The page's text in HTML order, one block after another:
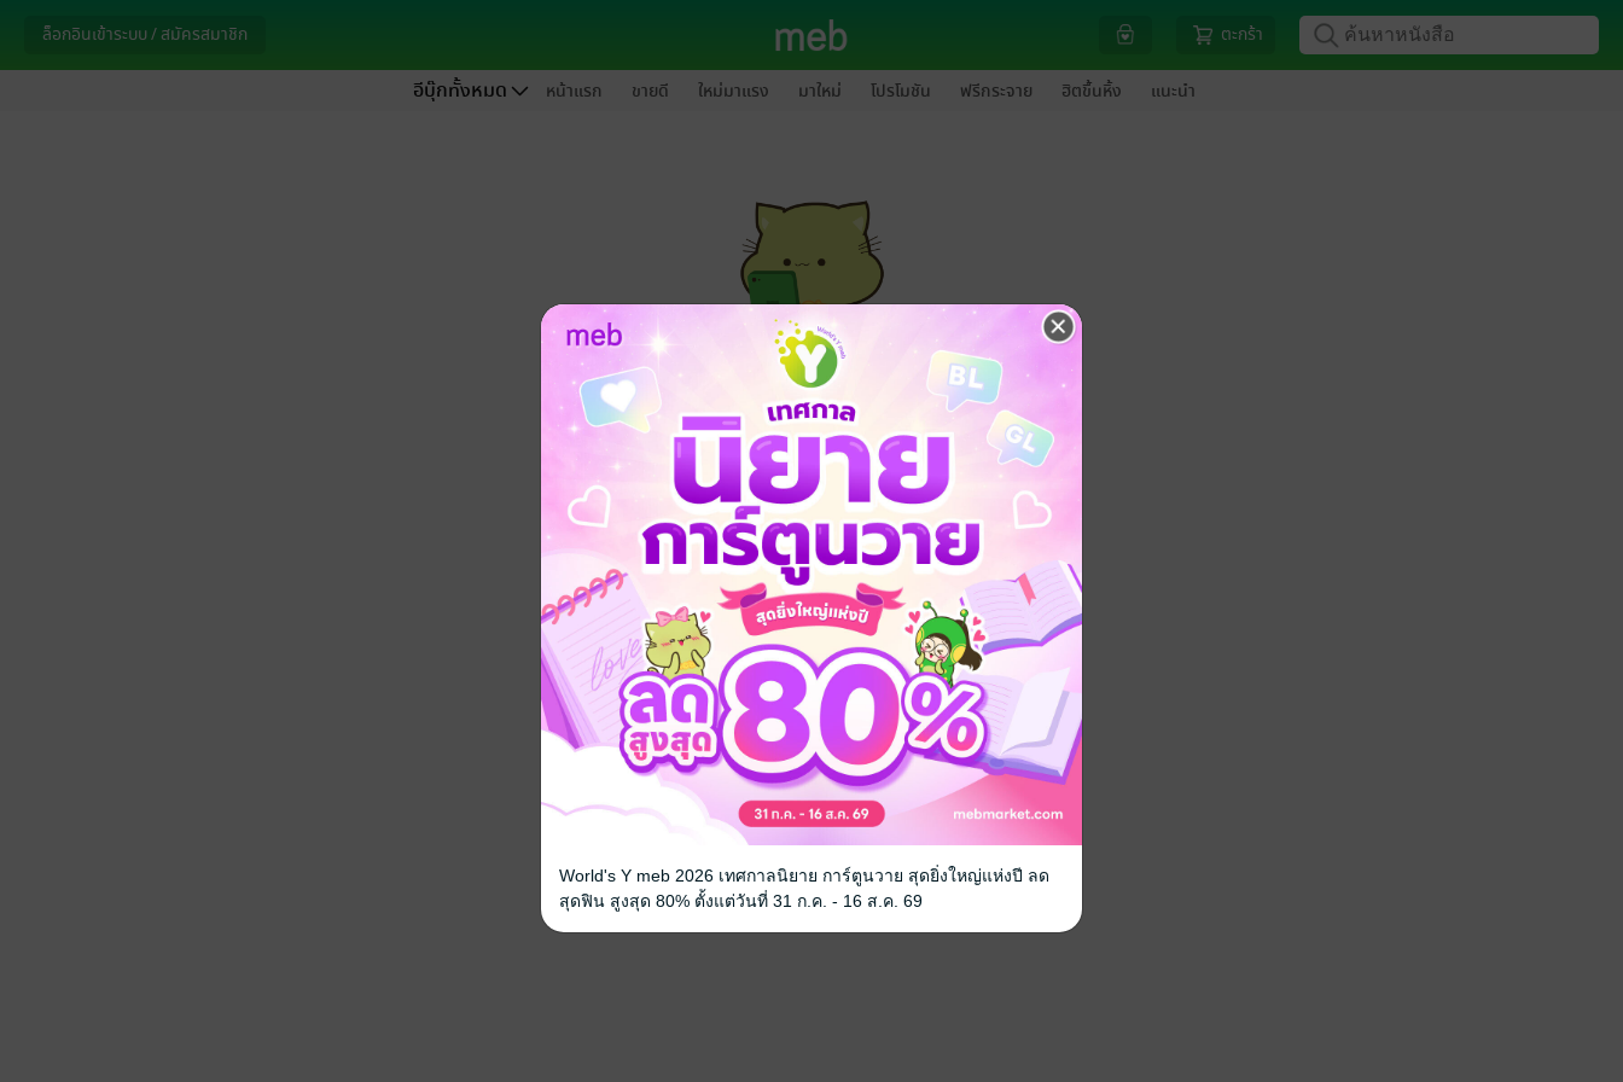
ล็อกอินเข้าระบบ / สมัครสมาชิก ตะกร้า
อีบุ๊กทั้งหมด หน้าแรก ขายดี ใหม่มาแรง มาใหม่ โปรโมชัน ฟรีกระจาย ฮิตขึ้นหิ้ง แนะนำ
กรุณาเข้าสู่ระบบก่อนดำเนินรายการด้วยค่ะ
ล็อกอินเข้าระบบ
World's Y meb 2026 เทศกาลนิยาย การ์ตูนวาย สุดยิ่งใหญ่แห่งปี ลด
สุดฟิน สูงสุด 80% ตั้งแต่วันที่ 31 ก.ค. - 16 ส.ค. 69